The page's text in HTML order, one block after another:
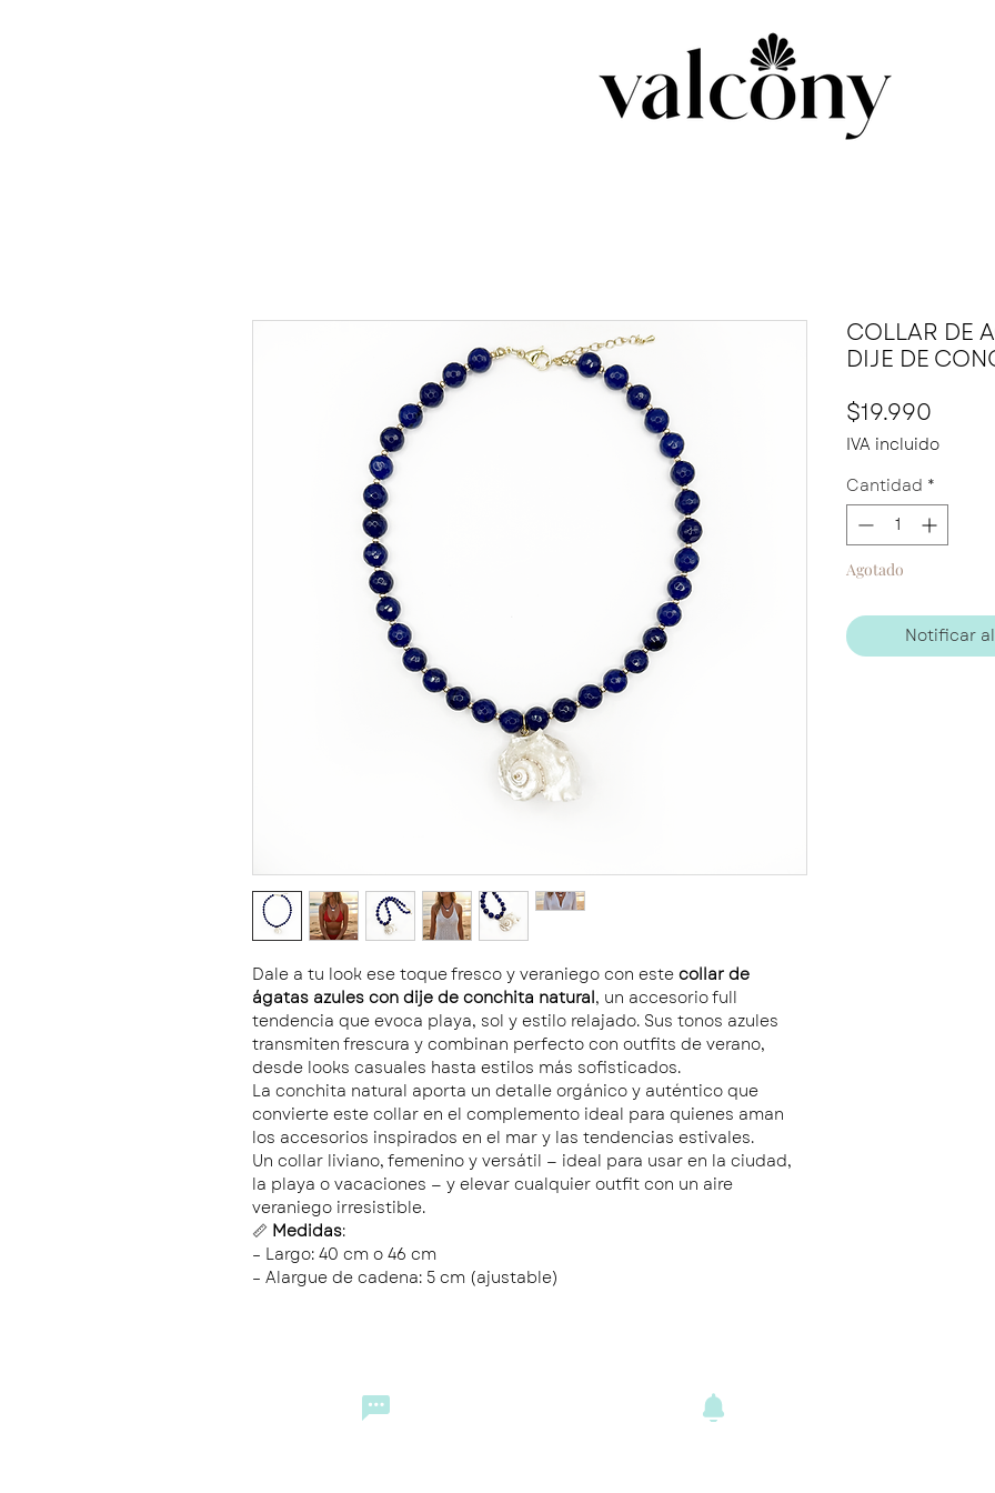
Dale a tu look ese toque fresco y veraniego con este collar de
ágatas azules con dije de conchita natural, un accesorio full
tendencia que evoca playa, sol y estilo relajado. Sus tonos azules
transmiten frescura y combinan perfecto con outfits de verano,
desde looks casuales hasta estilos más sofisticados.
La conchita natural aporta un detalle orgánico y auténtico que
convierte este collar en el complemento ideal para quienes aman
los accesorios inspirados en el mar y las tendencias estivales.
Un collar liviano, femenino y versátil — ideal para usar en la ciudad,
la playa o vacaciones — y elevar cualquier outfit con un aire
veraniego irresistible.
📏 Medidas:
– Largo: 40 cm o 46 cm
– Alargue de cadena: 5 cm (ajustable)
COLLAR DE
DIJE DE
$19.990
IVA incluido
Cantidad *
Agotado
Notificar